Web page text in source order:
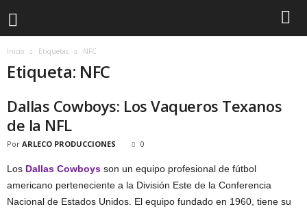
Inicio Etiquetas NFC
Etiqueta: NFC
Dallas Cowboys: Los Vaqueros Texanos
de la NFL
Por ARLECO PRODUCCIONES 0
Los Dallas Cowboys son un equipo profesional de fútbol
americano perteneciente a la División Este de la Conferencia
Nacional de Estados Unidos. El equipo fundado en 1960, tiene su